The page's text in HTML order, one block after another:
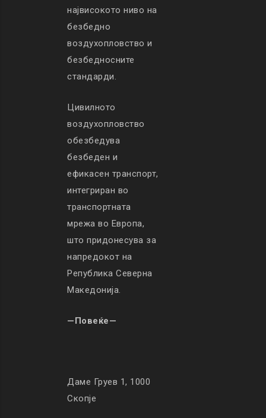
највисокото ниво на
безбедно
воздухопловство и
безбедносните
стандарди.
Цивилното
воздухопловство
обезбедува
безбеден и
ефикасен транспорт,
интегриран во
транспортната
мрежа во Европа,
што придонесува за
напредокот на
Република Северна
Македонија.
—Повеќе—
Даме Груев 1, 1000
Скопје